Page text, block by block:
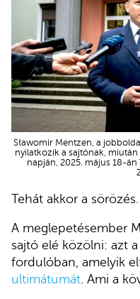
Sławomir Mentzen, a
nyilatkozik a sajtónak,
napján, 2025. május 18-
Tehát akkor a sörözés.
A meglepetésember
sajtó elé közölni: azt
fordulóban, amelyik
ultimátumát. Ami a